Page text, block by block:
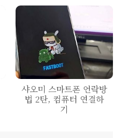
샤오미 스마트폰 언락방
법 2탄, 컴퓨터 연결하
기